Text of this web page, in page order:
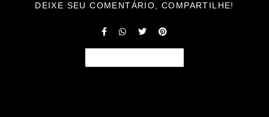
DEIXE SEU COMENTÁRIO, COMPARTILHE!